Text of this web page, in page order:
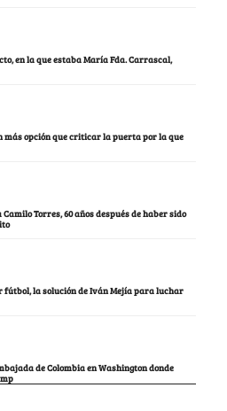
en la que estaba María Fda. Carrascal,
más opción que criticar la puerta por la que
Torres, 60 años después de haber sido
la solución de Iván Mejía para luchar
de Colombia en Washington donde